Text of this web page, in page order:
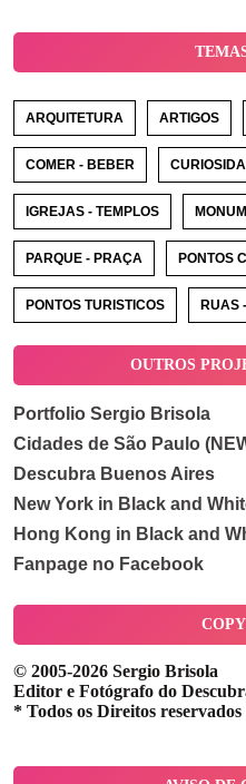
ARQUITETURA ARTIGOS
COMER - BEBER
IGREJAS - TEMPLOS
PARQUE - PRAÇA PONTOS
PONTOS TURISTICOS RUAS
OUTROS
Portfolio Sergio Brisola
Cidades de São Paulo
Descubra Buenos Aires
New York in Black and
Hong Kong in Black and
Fanpage no Facebook
© 2005-2026 Sergio Brisola
Editor e Fotógrafo do
* Todos os Direitos